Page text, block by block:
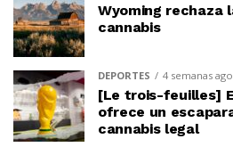
Wyoming rechaza
cannabis
DEPORTES 4 semanas ago
[Le trois-feuilles]
ofrece un
cannabis legal